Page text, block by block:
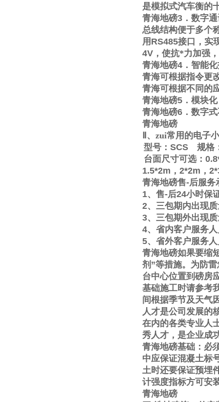
是模拟式汽车衡的
青海地磅3 ．数字
总线结构便于多个
用 RS485接口，实
4V ，使抗*力加强
青海地磅4 ．智能
青海可根据指令更
青海可根据不同的
青海地磅5 ．模块
青海地磅6 ．数字
青海地磅
、zui常用的电子
型号： SCS
规格
台面尺寸可选：
1.5*2m ， 2*2m ，
青海地磅售-后服务
1、售-后24小时保
2、三包期内出现
3、三包期外出现
4、省内客户服务
5、省外客户服务
青海地磅如果要缩
剂 ”等措施。为防
台中心位置到磅房
基础施工时请参考
间根据季节及天气
人才是公司发展的
在内的各类专业人
秀人才，是企业成
青海地磅基础：必
中应保证混凝土标
土时还要保证预埋
计强度指标方可安
青海地磅